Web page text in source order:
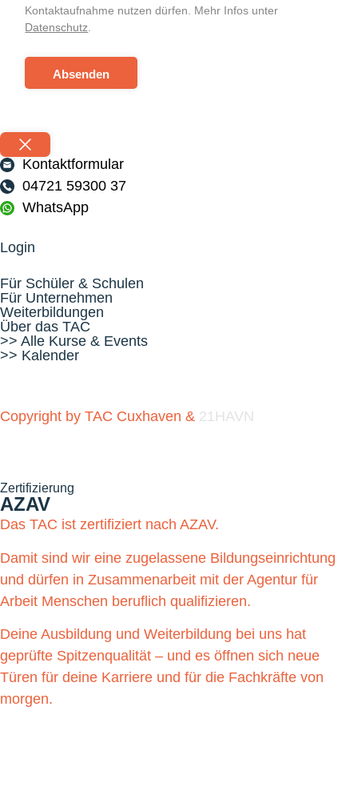
Kontaktaufnahme nutzen dürfen. Mehr Infos unter
Datenschutz.
Absenden
Kontaktformular
04721 59300 37
WhatsApp
Login
Für Schüler & Schulen
Für Unternehmen
Weiterbildungen
Über das TAC
>> Alle Kurse & Events
>> Kalender
Copyright by TAC Cuxhaven & 21HAVN
Zertifizierung
AZAV
Das TAC ist zertifiziert nach AZAV.
Damit sind wir eine zugelassene Bildungseinrichtung
und dürfen in Zusammenarbeit mit der Agentur für
Arbeit Menschen beruflich qualifizieren.
Deine Ausbildung und Weiterbildung bei uns hat
geprüfte Spitzenqualität – und es öffnen sich neue
Türen für deine Karriere und für die Fachkräfte von
morgen.